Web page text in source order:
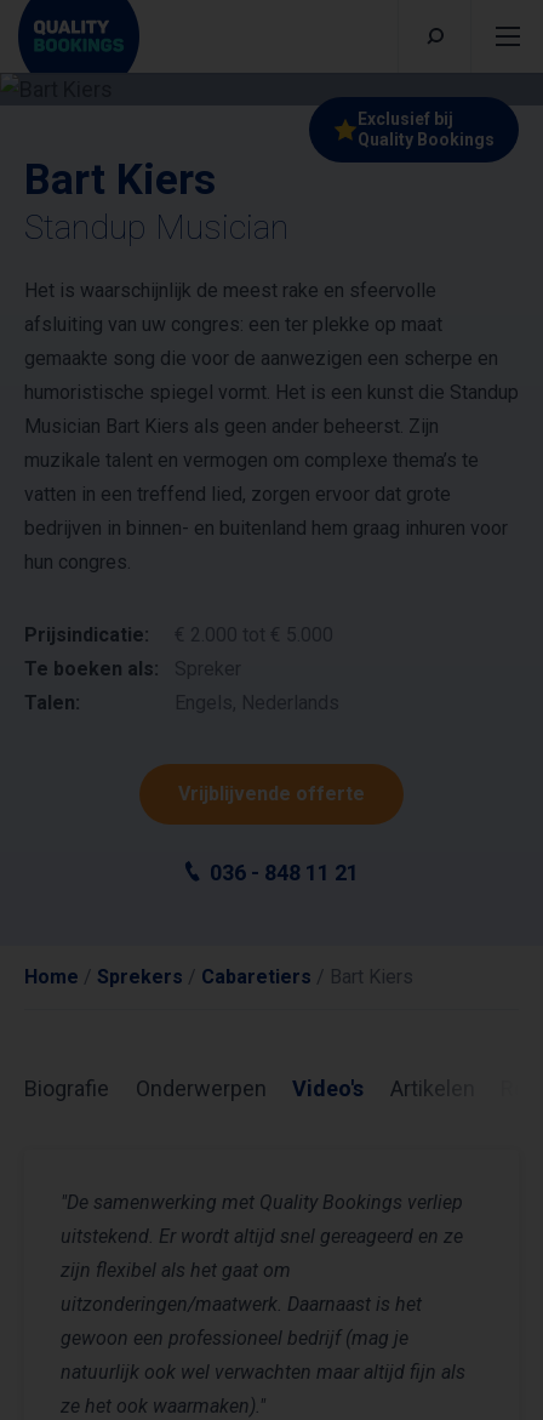
Exclusief bij
Quality Bookings
Bart Kiers
Standup Musician
Het is waarschijnlijk de meest rake en sfeervolle
afsluiting van uw congres: een ter plekke op maat
gemaakte song die voor de aanwezigen een scherpe en
humoristische spiegel vormt. Het is een kunst die Standup
Musician Bart Kiers als geen ander beheerst. Zijn
muzikale talent en vermogen om complexe thema’s te
vatten in een treffend lied, zorgen ervoor dat grote
bedrijven in binnen- en buitenland hem graag inhuren voor
hun congres.
Prijsindicatie:
€ 2.000 tot € 5.000
Te boeken als:
Spreker
Talen:
Vrijblijvende offerte
036 - 848 11 21
Home / Sprekers / Cabaretiers / Bart Kiers
Biografie Onderwerpen Video's Artikelen
"De samenwerking met Quality Bookings verliep
uitstekend. Er wordt altijd snel gereageerd en ze
zijn flexibel als het gaat om
uitzonderingen/maatwerk. Daarnaast is het
gewoon een professioneel bedrijf (mag je
natuurlijk ook wel verwachten maar altijd fijn als
ze het ook waarmaken)."